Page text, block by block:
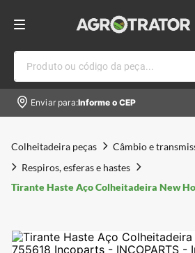
Produto ou código da peça...
Enviar para:Informe o CEP
Colheitadeira peças
Câmbio e
Respiros, esferas e hastes
Tirante Haste Aço Colheitadeira New